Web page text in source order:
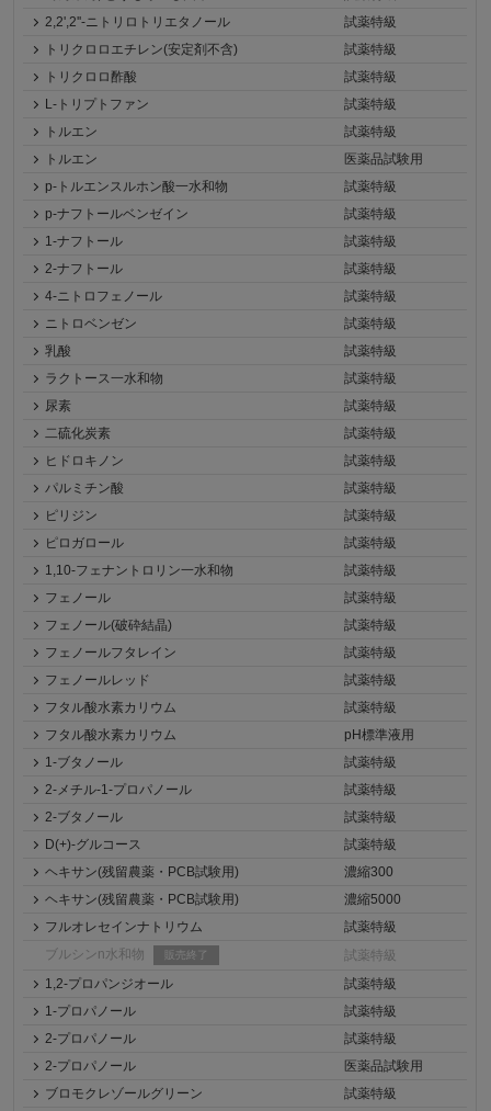
2,2',2''-ニトリロトリエタノール
試薬特級
トリクロロエチレン(安定剤不含)
試薬特級
トリクロロ酢酸
試薬特級
L-トリプトファン
試薬特級
トルエン
試薬特級
トルエン
医薬品試験用
p-トルエンスルホン酸一水和物
試薬特級
p-ナフトールベンゼイン
試薬特級
1-ナフトール
試薬特級
2-ナフトール
試薬特級
4-ニトロフェノール
試薬特級
ニトロベンゼン
試薬特級
乳酸
試薬特級
ラクトース一水和物
試薬特級
尿素
試薬特級
二硫化炭素
試薬特級
ヒドロキノン
試薬特級
パルミチン酸
試薬特級
ピリジン
試薬特級
ピロガロール
試薬特級
1,10-フェナントロリン一水和物
試薬特級
フェノール
試薬特級
フェノール(破砕結晶)
試薬特級
フェノールフタレイン
試薬特級
フェノールレッド
試薬特級
フタル酸水素カリウム
試薬特級
フタル酸水素カリウム
pH標準液用
1-ブタノール
試薬特級
2-メチル-1-プロパノール
試薬特級
2-ブタノール
試薬特級
D(+)-グルコース
試薬特級
ヘキサン(残留農薬・PCB試験用)
濃縮300
ヘキサン(残留農薬・PCB試験用)
濃縮5000
フルオレセインナトリウム
試薬特級
ブルシンn水和物
販売終了
試薬特級
1,2-プロパンジオール
試薬特級
1-プロパノール
試薬特級
2-プロパノール
試薬特級
2-プロパノール
医薬品試験用
ブロモクレゾールグリーン
試薬特級